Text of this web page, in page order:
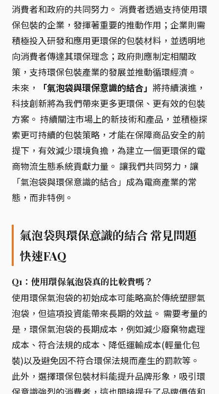
消費者和政府的共同努力。 消費者透過支持使用環
保包裝的企業，發揮著重要的推動作用；企業則需
積極投入研發和應用更環保的包裝材料，並透明地
向消費者傳達其環保理念；政府則應制定相關政
策，支持環保包裝產業的發展並推動循環經濟。
未來，
「氣泡袋與環保意識的結合」 將持續演進，
科技創新將為我們帶來更多更環保、更有效的包裝
方案。 持續關注市場上的新技術和產品，並積極探
索更可持續的包裝策略，才能在保障商品安全的前
提下，有效減少環境負擔，為建立一個更環保的電
商物流生態系統貢獻力量。 讓我們共同努力，讓
「氣泡袋與環保意識的結合」成為電商產業的常
態，而非特例。
氣泡袋與環保意識的結合 常見問題
快速FAQ
Q1：使用環保氣泡袋真的比較貴嗎？
使用環保氣泡袋的初始成本可能略高於傳統塑膠氣
泡袋，但這項投資能帶來長期的效益。 需要考量的
是，環保氣泡袋的長期成本，例如減少廢棄物處理
成本、符合法規的成本、降低運輸成本(輕量化包
裝)以及避免因不符合環保法規而產生的罰款等。
此外，選擇環保包裝材料能提升品牌形象，吸引環